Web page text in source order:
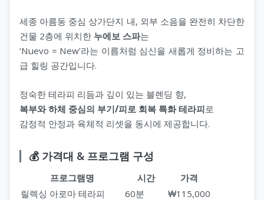
세종 아름동 중심 상가단지 내, 외부 소음을 완전히 차단한
건물 2층에 위치한 누에보 스파는
‘Nuevo = New’라는 이름처럼 심신을 새롭게 정비하는 고
급 힐링 공간입니다.
정숙한 테라피 리듬과 깊이 있는 블렌딩 향,
복부와 하체 중심의 부기/피로 회복 특화 테라피로
감정적 안정과 육체적 리셋을 동시에 제공합니다.
💰 가격대 & 프로그램 구성
프로그램명 시간
가격
릴렉싱 아로마 테라피
60분
₩115,000